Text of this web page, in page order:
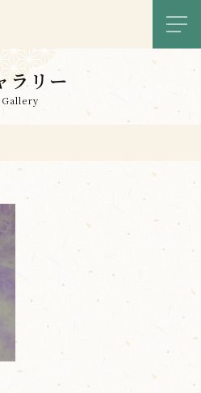
メ
ラリー
Gallery